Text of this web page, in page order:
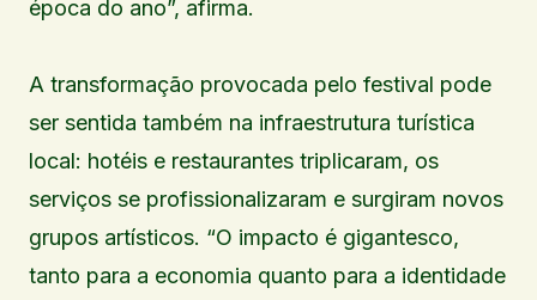
época do ano”, afirma.
A transformação provocada pelo festival pode
ser sentida também na infraestrutura turística
local: hotéis e restaurantes triplicaram, os
serviços se profissionalizaram e surgiram novos
grupos artísticos. “O impacto é gigantesco,
tanto para a economia quanto para a identidade